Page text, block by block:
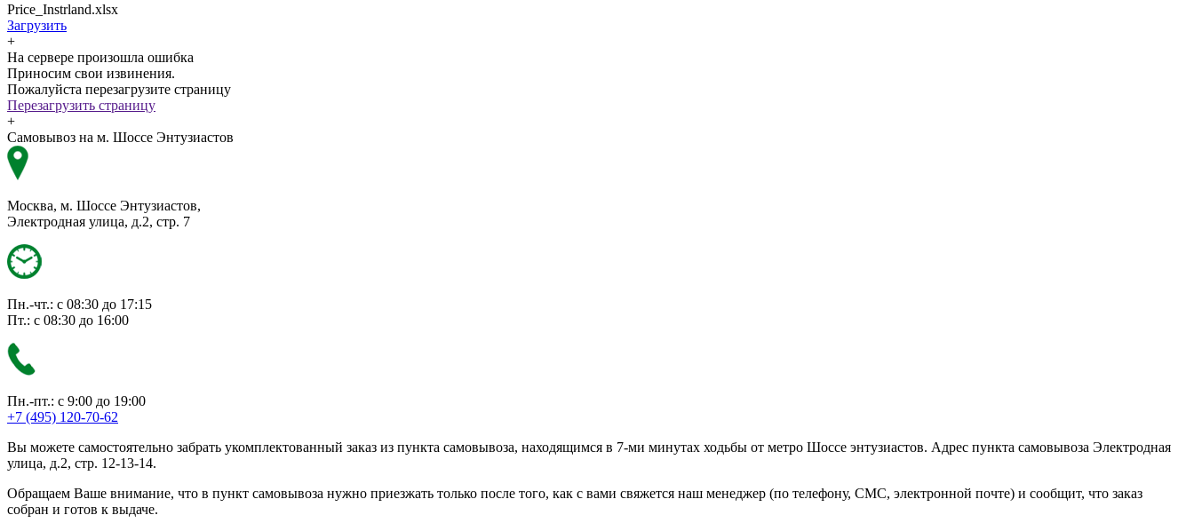
Price_Instrland.xlsx
Загрузить
+
На сервере произошла ошибка
Приносим свои извинения.
Пожалуйста перезагрузите страницу
Перезагрузить страницу
+
Самовывоз на м. Шоссе Энтузиастов
Москва, м. Шоссе Энтузиастов,
Электродная улица, д.2, стр. 7
Пн.-чт.: с 08:30 до 17:15
Пт.: с 08:30 до 16:00
Пн.-пт.: с 9:00 до 19:00
+7 (495) 120-70-62
Вы можете самостоятельно забрать укомплектованный заказ из пункта самовывоза, находящимся в 7-ми минутах ходьбы от метро Шоссе энтузиастов. Адрес пункта самовывоза Электродная
улица, д.2, стр. 12-13-14.
Обращаем Ваше внимание, что в пункт самовывоза нужно приезжать только после того, как с вами свяжется наш менеджер (по телефону, СМС, электронной почте) и сообщит, что заказ
собран и готов к выдаче.